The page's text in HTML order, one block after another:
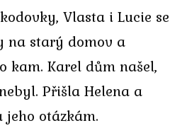
Vlasta i Lucie se
na starý domov a
kam. Karel dům našel,
Přišla Helena a
jeho otázkám.